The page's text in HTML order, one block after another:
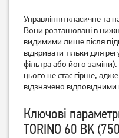
9 999грн
8 799грн
Немає в наявності
Управління класичне та
Вони розташовані в
видимими лише після
відкривати тільки для
фільтра або його
цього не стає гірше,
відзначено
Ключові
TORINO 60 BK